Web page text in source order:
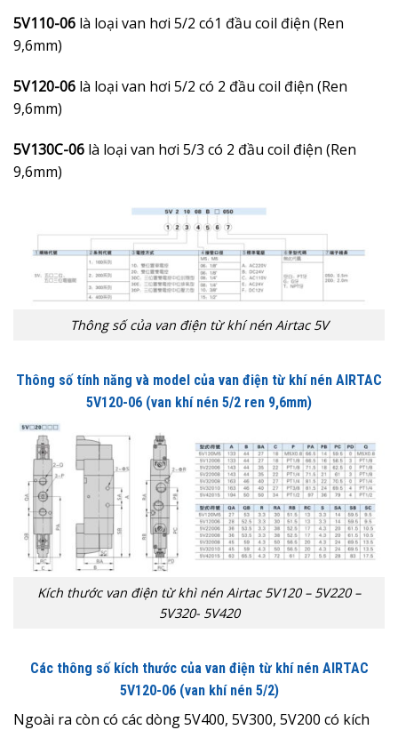
5V110-06 là loại van hơi 5/2 có1 đầu coil điện (Ren
9,6mm)
5V120-06 là loại van hơi 5/2 có 2 đầu coil điện (Ren
9,6mm)
5V130C-06 là loại van hơi 5/3 có 2 đầu coil điện (Ren
9,6mm)
Thông số của van điện từ khí nén Airtac 5V
Thông số tính năng và model của van điện từ khí nén AIRTAC
5V120-06 (van khí nén 5/2 ren 9,6mm)
Kích thước van điện từ khì nén Airtac 5V120 – 5V220 –
5V320- 5V420
Các thông số kích thước của van điện từ khí nén AIRTAC
5V120-06 (van khí nén 5/2)
Ngoài ra còn có các dòng 5V400, 5V300, 5V200 có kích